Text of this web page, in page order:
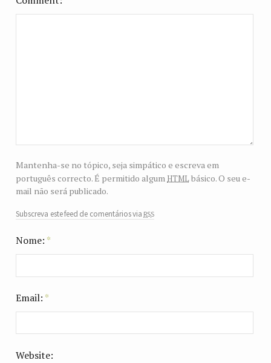
Mantenha-se no tópico, seja simpático e escreva em
português correcto. É permitido algum htmlbásico. O seu e-
mail não será publicado.
Subscreva este feed de comentários via rss
Nome: *
Email: *
Website: